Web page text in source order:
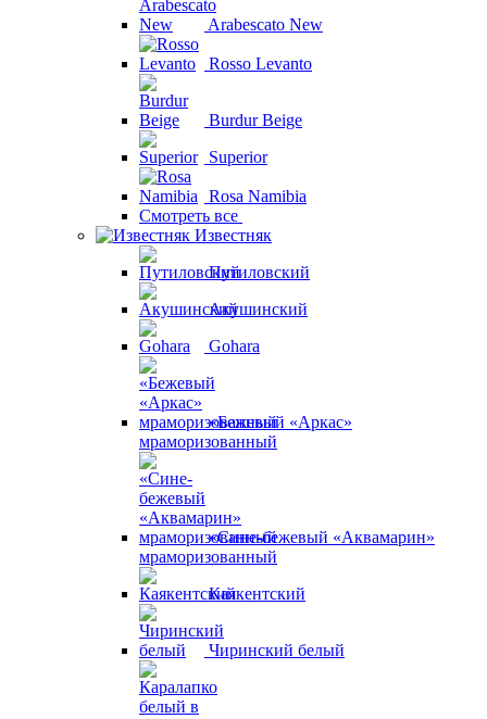
Arabescato New
Rosso Levanto
Burdur Beige
Superior
Rosa Namibia
Смотреть все
Известняк
Путиловский
Акушинский
Gohara
«Бежевый «Аркас»
мраморизованный
«Сине-бежевый «Аквамарин»
мраморизованный
Каякентский
Чиринский белый